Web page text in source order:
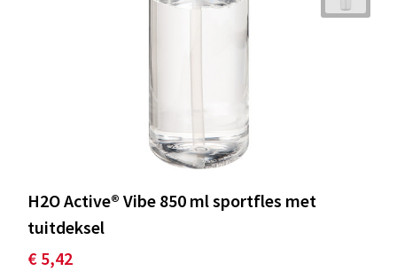
H2O Active® Vibe 850 ml sportfles met
tuitdeksel
€ 5,42